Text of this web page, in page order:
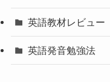
英語教材レビュー
英語発音勉強法